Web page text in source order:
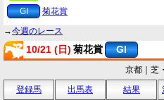
GI
菊花賞
→今週のレース
10/21 (日) 菊花賞 GI
京都｜芝
登録馬
出馬表 結果